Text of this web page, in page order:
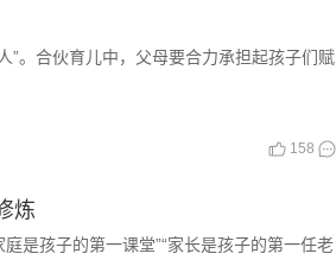
。合伙育儿中，父母要合力承担起孩子们赋
158
炼
孩子的第一课堂”“家长是孩子的第一任老